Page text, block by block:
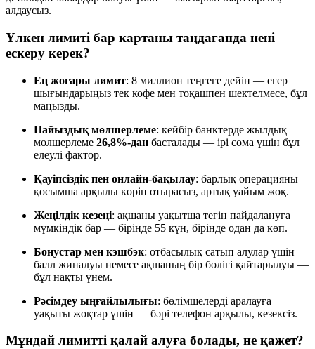
алдаусыз.
Үлкен лимиті бар картаны таңдағанда нені
ескеру керек?
Ең жоғары лимит: 8 миллион теңгеге дейін — егер
шығындарыңыз тек кофе мен тоқашпен шектелмесе, бұл
маңызды.
Пайыздық мөлшерлеме: кейбір банктерде жылдық
мөлшерлеме 26,8%-дан басталады — ірі сома үшін бұл
елеулі фактор.
Қауіпсіздік пен онлайн-бақылау: барлық операцияны
қосымша арқылы көріп отырасыз, артық уайым жоқ.
Жеңілдік кезеңі: ақшаны уақытша тегін пайдалануға
мүмкіндік бар — бірінде 55 күн, бірінде одан да көп.
Бонустар мен кэшбэк: отбасылық сатып алулар үшін
балл жиналуы немесе ақшаның бір бөлігі қайтарылуы —
бұл нақты үнем.
Рәсімдеу ыңғайлылығы: бөлімшелерді аралауға
уақыты жоқтар үшін — бәрі телефон арқылы, кезексіз.
Мұндай лимитті қалай алуға болады, не қажет?